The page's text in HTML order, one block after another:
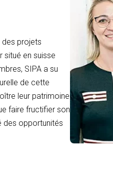
des projets
situé en suisse
SIPA a su
de cette
leur patrimoine
faire fructifier son
des opportunités